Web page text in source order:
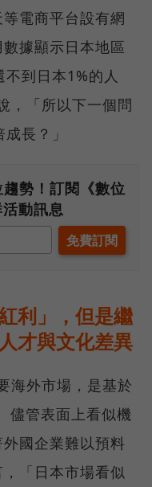
電商平台設有網
據顯示日本地區
到日本1%的人
，「所以下一個問
長？」
勢！訂閱《數位
動訊息
利」，但是繼
才與文化差異
海外市場，是基於
儘管表面上看似機
國企業難以預料
「日本市場看似